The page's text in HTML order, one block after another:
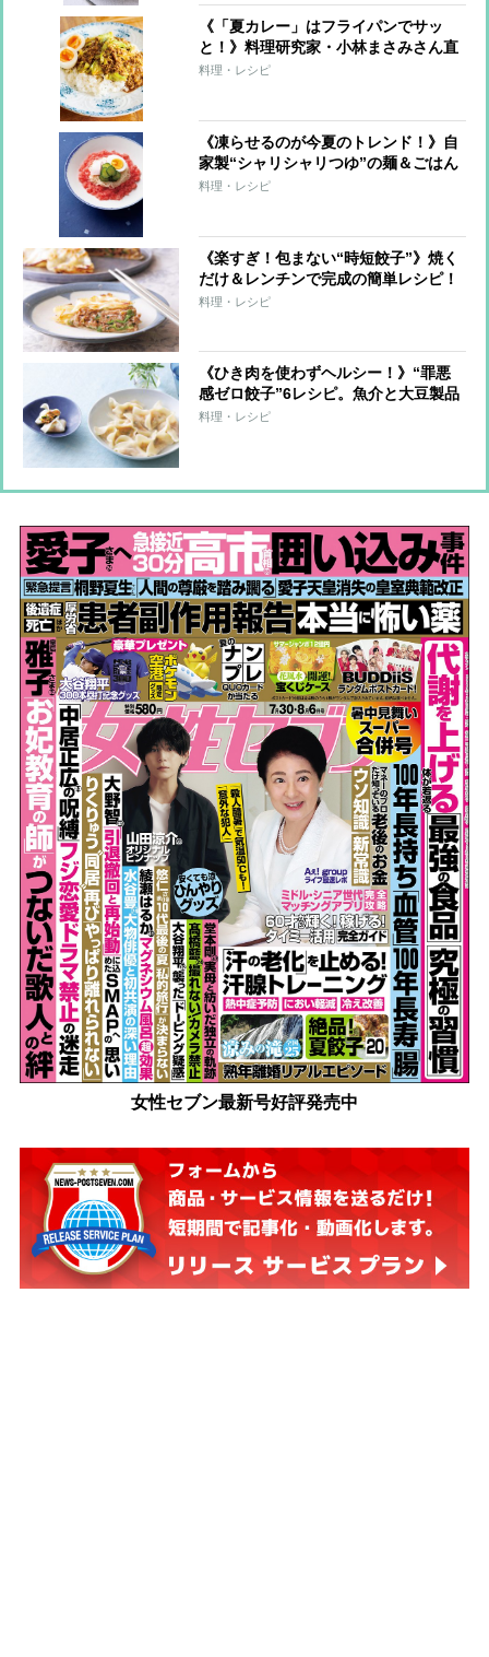
《「夏カレー」はフライパンでサッ
と！》料理研究家・小林まさみさん直
伝レシピ
料理・レシピ
《凍らせるのが今夏のトレンド！》自
家製“シャリシャリつゆ”の麺＆ごはん
7レシピ
料理・レシピ
《楽すぎ！包まない“時短餃子”》焼く
だけ＆レンチンで完成の簡単レシピ！
料理・レシピ
《ひき肉を使わずヘルシー！》“罪悪
感ゼロ餃子”6レシピ。魚介と大豆製品
で大満足！
料理・レシピ
女性セブン最新号好評発売中